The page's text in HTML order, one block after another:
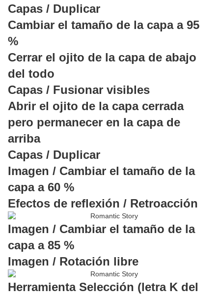
Capas / Duplicar
Cambiar el tamaño de la capa a 95
%
Cerrar el ojito de la capa de abajo
del todo
Capas / Fusionar visibles
Abrir el ojito de la capa cerrada
pero permanecer en la capa de
arriba
Capas / Duplicar
Imagen / Cambiar el tamaño de la
capa a 60 %
Efectos de reflexión / Retroacción
Imagen / Cambiar el tamaño de la
capa a 85 %
Imagen / Rotación libre
Herramienta Selección (letra K del